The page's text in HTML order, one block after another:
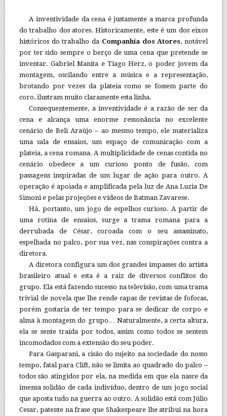
A inventividade da cena é justamente a marca profunda
do trabalho dos atores. Historicamente, este é um dos eixos
históricos do trabalho da Companhia dos Atores, notável
por ter sido sempre o berço de uma cena que pretende se
inventar. Gabriel Manita e Tiago Herz, o poder jovem da
montagem, oscilando entre a música e a representação,
brotando por vezes da plateia como se fossem parte do
coro, ilustram muito claramente esta linha.
Consequentemente, a inventividade é a razão de ser da
cena e alcança uma enorme ressonância no excelente
cenário de Beli Araújo – ao mesmo tempo, ele materializa
uma sala de ensaios, um espaço de comunicação com a
plateia, a cena romana. A multiplicidade de cenas contida no
cenário obedece a um curioso ponto de fusão, com
passagens inspiradas de um lugar de ação para outro. A
operação é apoiada e amplificada pela luz de Ana Luzia De
Simoni e pelas projeções e vídeos de Batman Zavarese.
Há, portanto, um jogo de espelhos curioso. A partir de
uma rotina de ensaios, surge a trama romana para a
derrubada de César, coroada com o seu assassinato,
espelhada no palco, por sua vez, nas conspirações contra a
diretora.
A diretora configura um dos grandes impasses do artista
brasileiro atual e esta é a raiz de diversos conflitos do
grupo. Ela está fazendo sucesso na televisão, com uma trama
trivial de novela que lhe rende capas de revistas de fofocas,
porém gostaria de ter tempo para se dedicar de corpo e
alma à montagem do grupo… Naturalmente, a certa altura,
ela se sente traída por todos, assim como todos se sentem
incomodados com a extensão do seu poder.
Para Gasparani, a cisão do sujeito na sociedade do nosso
tempo, fatal para Clift, não se limita ao quadrado do palco –
todos são atingidos por ela, na medida em que ela nasce da
imensa solidão de cada indivíduo, dentro de um jogo social
que aposta tudo na guerra ao outro. A solidão está com Júlio
Cesar, patente na frase que Shakespeare lhe atribui na hora